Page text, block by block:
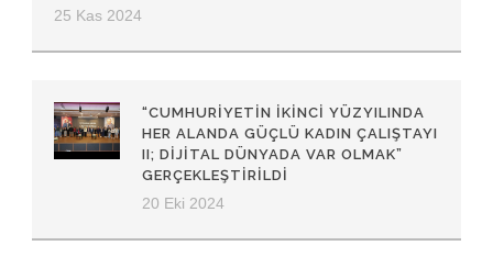
25 Kas 2024
“CUMHURİYETİN İKİNCİ YÜZYILINDA
HER ALANDA GÜÇLÜ KADIN ÇALIŞTAYI
II; DİJİTAL DÜNYADA VAR OLMAK”
GERÇEKLEŞTİRİLDİ
20 Eki 2024